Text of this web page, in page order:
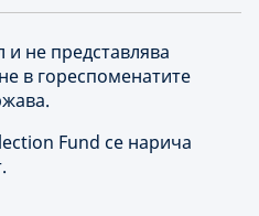
не представлява
в гореспоменатите
Fund се нарича